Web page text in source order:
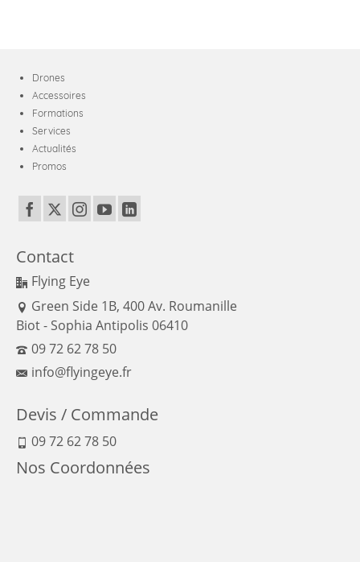
Drones
Accessoires
Formations
Services
Actualités
Promos
Contact
Flying Eye
Green Side 1B, 400 Av. Roumanille
Biot - Sophia Antipolis 06410
09 72 62 78 50
info@flyingeye.fr
Devis / Commande
09 72 62 78 50
Nos Coordonnées